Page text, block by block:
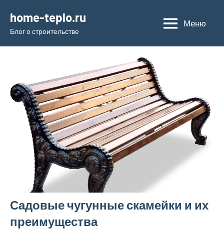
содержимому
home-teplo.ru
Блог о строительстве
Меню
Садовые чугунные скамейки и их
преимущества